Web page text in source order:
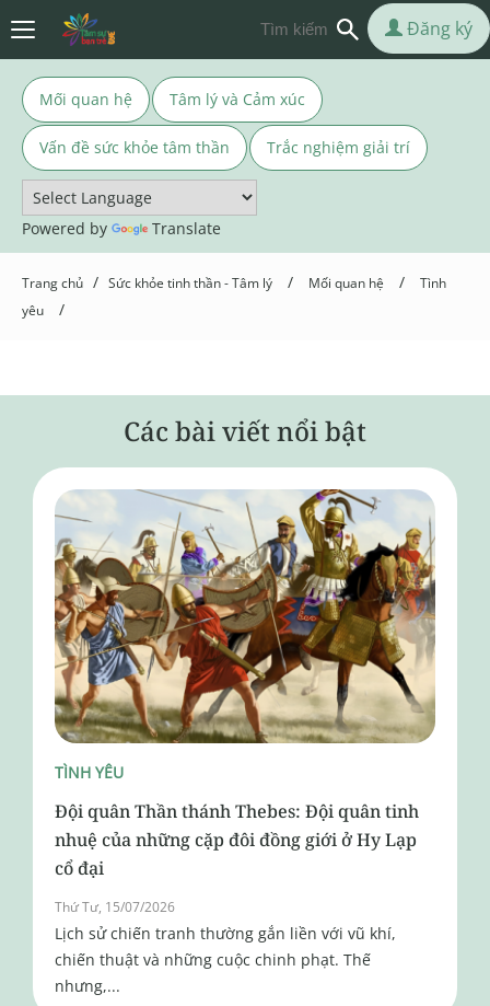
Mối quan hệ Tâm lý và Cảm xúc
Vấn đề sức khỏe tâm thần Trắc nghiệm giải trí
Powered by Translate
Đăng ký
Trang chủ / Sức khỏe tinh thần - Tâm lý / Mối quan hệ /
Tình
yêu
/
Các bài viết nổi bật
TÌNH YÊU
Đội quân Thần thánh Thebes: Đội quân tinh
nhuệ của những cặp đôi đồng giới ở Hy Lạp
cổ đại
Thứ Tư, 15/07/2026
Lịch sử chiến tranh thường gắn liền với vũ khí,
chiến thuật và những cuộc chinh phạt. Thế
nhưng,...